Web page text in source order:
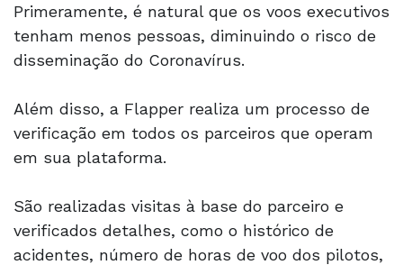
Primeramente, é natural que os voos executivos
tenham menos pessoas, diminuindo o risco de
disseminação do Coronavírus.
Além disso, a Flapper realiza um processo de
verificação em todos os parceiros que operam
em sua plataforma.
São realizadas visitas à base do parceiro e
verificados detalhes, como o histórico de
acidentes, número de horas de voo dos pilotos,